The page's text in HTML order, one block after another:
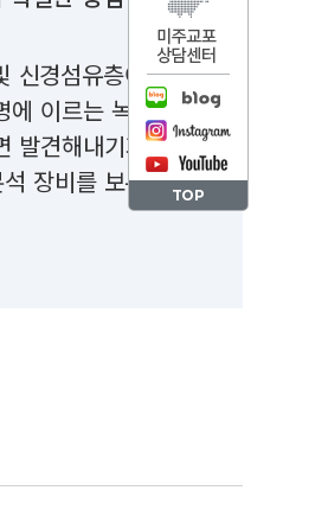
신경섬유층이 손상
에 이르는 녹내장은
발견해내기가 쉽지
장비를 보유한 전
TOP